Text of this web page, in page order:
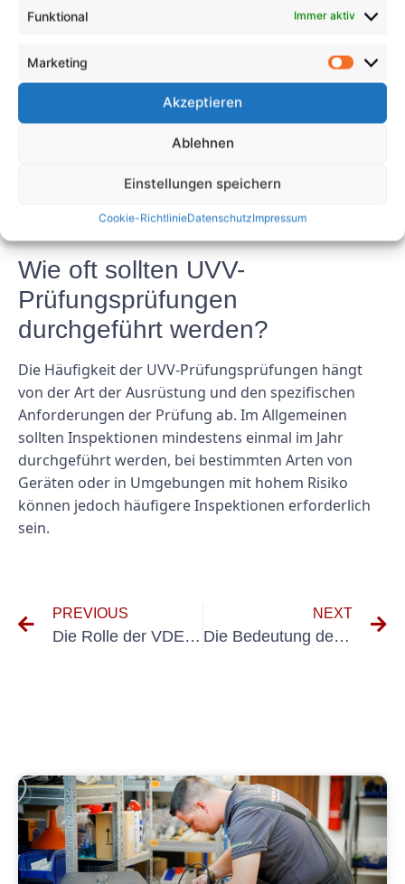
Funktional Immer aktiv
Marketing
Akzeptieren
Ablehnen
Einstellungen speichern
Cookie-RichtlinieDatenschutzImpressum
UVV-Prüfung?
Für bestimmte Arten von Geräten und Maschinen,
darunter Gabelstapler, Kräne und Hebezeuge, sind
Unternehmen ist es wichtig, einen professionellen
welche Geräte einer Inspektion bedürfen.
Wie oft sollten UVV-
Prüfungsprüfungen
durchgeführt werden?
Die Häufigkeit der UVV-Prüfungsprüfungen hängt
von der Art der Ausrüstung und den spezifischen
Anforderungen der Prüfung ab. Im Allgemeinen
sollten Inspektionen mindestens einmal im Jahr
durchgeführt werden, bei bestimmten Arten von
Geräten oder in Umgebungen mit hohem Risiko
können jedoch häufigere Inspektionen erforderlich
sein.
PREVIOUS
Die Rolle der VDE 0113-Prüfung bei der Gewährleistung der elektrischen Sicherheit am Arbeitsplatz
NEXT
Die Bedeutung der UVV-Prüfung für Reisebüros verstehen